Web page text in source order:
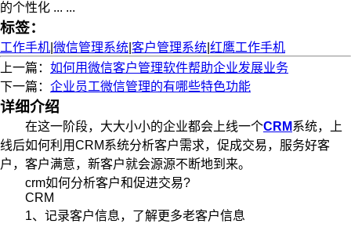
的个性化 ... ...
标签：
工作手机 微信管理系统 客户管理系统 红鹰工作手机
上一篇： 如何用微信客户管理软件帮助企业发展业务
下一篇： 企业员工微信管理的有哪些特色功能
详细介绍
在这一阶段，大大小小的企业都会上线一个CRM系统，上
线后如何利用CRM系统分析客户需求，促成交易，服务好客
户，客户满意，新客户就会源源不断地到来。
crm如何分析客户和促进交易?
CRM
1、记录客户信息，了解更多老客户信息